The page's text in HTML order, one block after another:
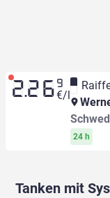
2.26 9
€/l
24 h
Tanken mit